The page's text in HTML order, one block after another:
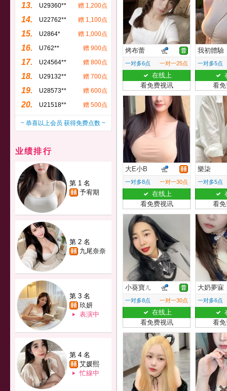
13. U29360** 赠 1,200点
14. U22762** 赠 1,100点
15. U2864* 赠 1,000点
16. U762** 赠 900点
17. U24564** 赠 800点
18. U29132** 赠 700点
19. U28573** 赠 600点
20. U21518** 赠 500点
~ 恭喜以上会员 获得免费点数 ~
业绩排行
第 1 名
予宥期
第 2 名
九尾奈奈
第 3 名
玖妍
表演中
第 4 名
艾媛熙
忙線中
烤布蕾
一对多6点 一对一25点
在线上
看免费视讯
我初體驗
一对多5点
看
大E小B
一对多8点 一对一30点
在线上
看免费视讯
樂柒
一对多5点
看
小葵寶ㄦ
一对多8点 一对一30点
在线上
看免费视讯
大奶夢寐
一对多6点
看